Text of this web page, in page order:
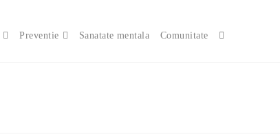
Preventie Sanatate mentala Comunitate